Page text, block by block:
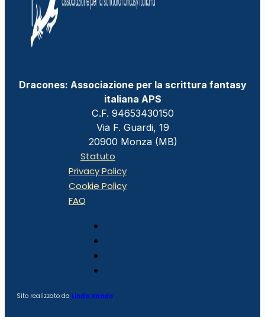
Dracones: Associazione per la scrittura fantasy
italiana APS
C.F. 94653430150
Via F. Guardi, 19
20900 Monza (MB)
Statuto
Privacy Policy
Cookie Policy
FAQ
Sito realizzato da Linda Rando